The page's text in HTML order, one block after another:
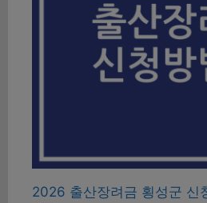
2026 출산장려금 횡성군 신